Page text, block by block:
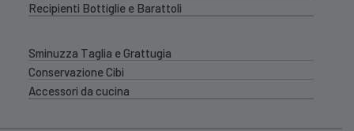
Recipienti Bottiglie e Barattoli
Sminuzza Taglia e Grattugia
Conservazione Cibi
Accessori da cucina